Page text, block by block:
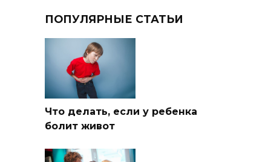
ПОПУЛЯРНЫЕ СТАТЬИ
Что делать, если у ребенка
болит живот